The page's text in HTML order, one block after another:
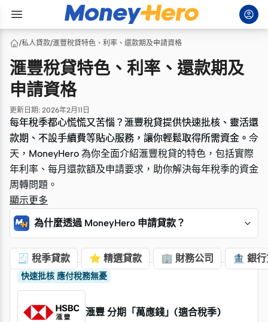
/私人貸款/滙豐稅貸特色、利率、還款期及申請資格
滙豐稅貸特色、利率、還款期及
申請資格
更新日期: 2026年2月11日
每年稅季都心慌慌又苦惱？滙豐稅貸提供快速批核、靈活還
款期、不設手續費等貼心服務，讓你輕鬆取得所需資金。今
天，MoneyHero 為你全面介紹滙豐稅貸的特色，包括實際
年利率、每月還款額及申請要求，助你解決每年稅季的資金
周轉問題。
每年稅季都心慌慌又苦惱？滙豐稅貸提供快速批核、靈活還
款期、不設手續費等貼心服務，讓你輕鬆取得所需資金。今
天，MoneyHero 為你全面介紹滙豐稅貸的特色，包括實際
年利率、每月還款額及申請要求，助你解決每年稅季的資金
周轉問題。
顯示更多
為什麼透過 MoneyHero 申請貸款？
🧾 稅季貸款 ⭐ 精選貸款 🏢 財務公司
🏦 銀
產品摘要
快速批核 應付稅務無憂
滙豐 分期「萬應錢」(適合稅季)